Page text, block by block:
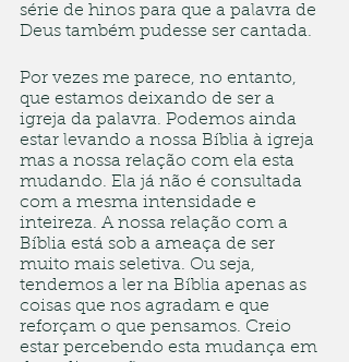
série de hinos para que a palavra de
Deus também pudesse ser cantada.
Por vezes me parece, no entanto,
que estamos deixando de ser a
igreja da palavra. Podemos ainda
estar levando a nossa Bíblia à igreja
mas a nossa relação com ela esta
mudando. Ela já não é consultada
com a mesma intensidade e
inteireza. A nossa relação com a
Bíblia está sob a ameaça de ser
muito mais seletiva. Ou seja,
tendemos a ler na Bíblia apenas as
coisas que nos agradam e que
reforçam o que pensamos. Creio
estar percebendo esta mudança em